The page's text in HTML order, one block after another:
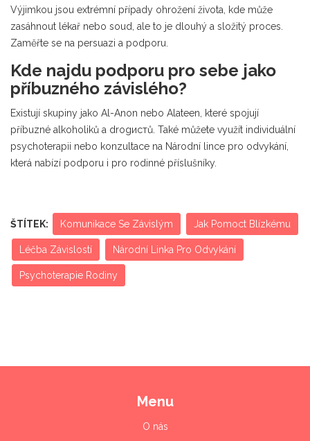
Výjimkou jsou extrémní případy ohrožení života, kde může
zasáhnout lékař nebo soud, ale to je dlouhý a složitý proces.
Zaměřte se na persuazi a podporu.
Kde najdu podporu pro sebe jako
příbuzného závislého?
Existují skupiny jako Al-Anon nebo Alateen, které spojují
příbuzné alkoholiků a drogистů. Také můžete využít individuální
psychoterapii nebo konzultace na Národní lince pro odvykání,
která nabízí podporu i pro rodinné příslušníky.
ŠTÍTEK: Komunikace Se Závislým Jak Pomoct Blízkému
Léčba Závislostí Národní Linka Pro Odvykání
Psychoterapie Rodiny
Menu
O nás